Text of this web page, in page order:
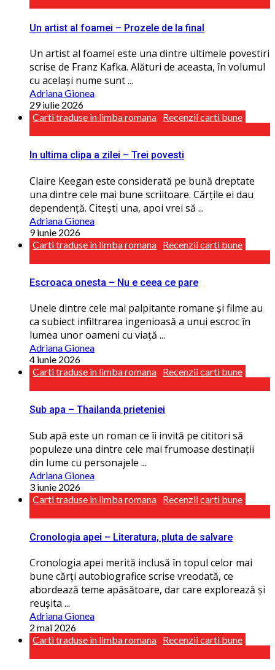
Un artist al foamei – Prozele de la final
Un artist al foamei este una dintre ultimele povestiri
scrise de Franz Kafka. Alături de aceasta, în volumul
cu același nume sunt ...
Adriana Gionea
29 iulie 2026
Carti traduse in limba romana Recenzii carti bune
In ultima clipa a zilei – Trei povesti
Claire Keegan este considerată pe bună dreptate
una dintre cele mai bune scriitoare. Cărţile ei dau
dependenţă. Citești una, apoi vrei să ...
Adriana Gionea
9 iunie 2026
Carti traduse in limba romana Recenzii carti bune
Escroaca onesta – Nu e ceea ce pare
Unele dintre cele mai palpitante romane și filme au
ca subiect infiltrarea ingenioasă a unui escroc în
lumea unor oameni cu viaţă ...
Adriana Gionea
4 iunie 2026
Carti traduse in limba romana Recenzii carti bune
Sub apa – Thailanda prieteniei
Sub apă este un roman ce îi invită pe cititori să
populeze una dintre cele mai frumoase destinaţii
din lume cu personajele ...
Adriana Gionea
3 iunie 2026
Carti traduse in limba romana Recenzii carti bune
Cronologia apei – Literatura, pluta de salvare
Cronologia apei merită inclusă în topul celor mai
bune cărţi autobiografice scrise vreodată, ce
abordează teme apăsătoare, dar care explorează și
reușita ...
Adriana Gionea
2 mai 2026
Carti traduse in limba romana Recenzii carti bune